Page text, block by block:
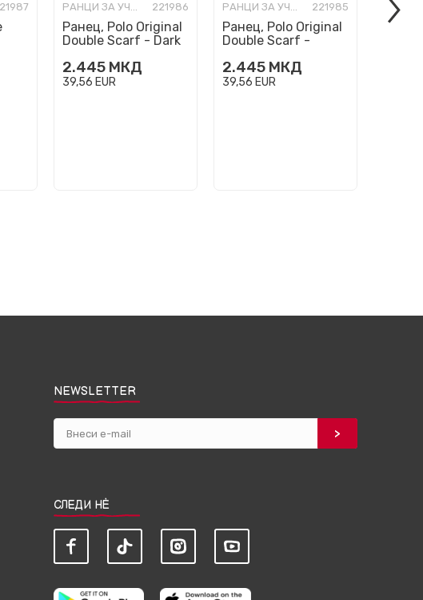
РАНЦИ ЗА УЧИЛИШТЕ 221986
Ранец, Polo Original
Double Scarf - Dark
2.445 МКД
39,56 EUR
РАНЦИ ЗА УЧИЛИШТЕ 221985
Ранец, Polo Original
Double Scarf -
2.445 МКД
39,56 EUR
NEWSLETTER
СЛЕДИ НЀ